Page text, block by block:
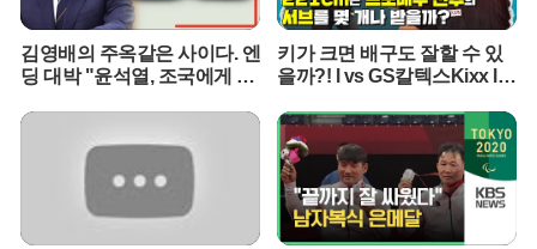
핵심 인력들을 대거 흡수했다. 이 과정에서 고급 금속 소재의 마감 기
술을 두고 애플과 법정 공방이 벌어지기도 했다. 애플은 자사의 영업
비밀이 유출되었다고 주장하는 반면, 오픈AI는 애플이 시도한 적 없는
완전히 새로운 형태의 하드웨어를 창조하고 있다며 팽팽하게 맞서고
있는 상황이다.양사의 하드웨어 전략은 확연한 차이를 보인다. 애플
은 올해 정사각형 디스플레이를 갖춘 홈 허브 출시를 준비 중이며, 로
봇 팔이 달린 탁상형 기기는 2027년 이후에나 선보일 것으로 예상된
다. 반면 오픈AI는 화면을 없애고 음성과 움직임에 집중한 휴대용 기
기를 통해 애플의 틈새시장을 공략하고 있다. 전문가들은 오픈AI의 이
번 시도가 애플의 홈팟 시리즈와는 전혀 다른 사용자 경험을 제공함
김영배의 주옥같은 사이다. 엔
딩 대박 "윤석열, 조국에게 했
키가 크면 배구도 잘할 수 있
을까?! l vs GS칼텍스Kixx l
장※